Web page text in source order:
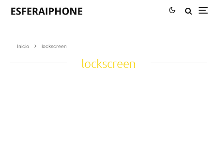
Inicio lockscreen
lockscreen